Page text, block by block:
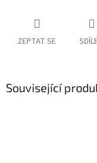
ZEPTAT SE
Související